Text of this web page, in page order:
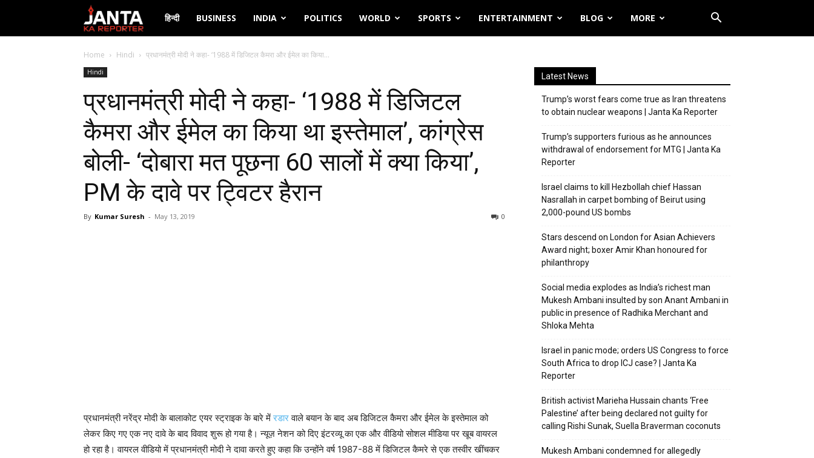
Janta
Ka
Reporter
हिन्दी BUSINESS INDIA POLITICS WORLD SPORTS ENTERTAINMENT BLOG MORE
Home Hindi प्रधानमंत्री मोदी ने कहा- ‘1988 में डिजिटल कैमरा और ईमेल का किया...
Hindi
प्रधानमंत्री मोदी ने कहा- ‘1988 में डिजिटल
कैमरा और ईमेल का किया था इस्तेमाल’, कांग्रेस
बोली- ‘दोबारा मत पूछना 60 सालों में क्या किया’,
PM के दावे पर ट्विटर हैरान
By Kumar Suresh - May 13, 2019 0
प्रधानमंत्री नरेंद्र मोदी के बालाकोट एयर स्ट्राइक के बारे मेंरडारवाले बयान के बाद अब डिजिटल कैमरा और ईमेल के इस्तेमाल को
लेकर किए गए एक नए दावे के बाद विवाद शुरू हो गया है। न्यूज़ नेशन को दिए इंटरव्यू का एक और वीडियो सोशल मीडिया पर खूब वायरल
हो रहा है। वायरल वीडियो में प्रधानमंत्री मोदी ने दावा करते हुए कहा कि उन्होंने वर्ष 1987-88 में डिजिटल कैमरे से एक तस्वीर खींचकर
Latest News
Trump’s worst fears come true as Iran threatens
to obtain nuclear weapons | Janta Ka Reporter
Trump’s supporters furious as he announces
withdrawal of endorsement for MTG | Janta Ka
Reporter
Israel claims to kill Hezbollah chief Hassan
Nasrallah in carpet bombing of Beirut using
2,000-pound US bombs
Stars descend on London for Asian Achievers
Award night; boxer Amir Khan honoured for
philanthropy
Social media explodes as India’s richest man
Mukesh Ambani insulted by son Anant Ambani in
public in presence of Radhika Merchant and
Shloka Mehta
Israel in panic mode; orders US Congress to force
South Africa to drop ICJ case? | Janta Ka
Reporter
British activist Marieha Hussain chants ‘Free
Palestine’ after being declared not guilty for
calling Rishi Sunak, Suella Braverman coconuts
Mukesh Ambani condemned for allegedly